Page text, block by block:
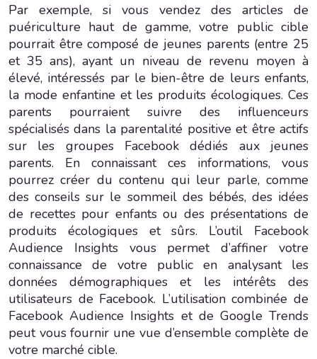
Par exemple, si vous vendez des articles de
puériculture haut de gamme, votre public cible
pourrait être composé de jeunes parents (entre 25
et 35 ans), ayant un niveau de revenu moyen à
élevé, intéressés par le bien-être de leurs enfants,
la mode enfantine et les produits écologiques. Ces
parents pourraient suivre des influenceurs
spécialisés dans la parentalité positive et être actifs
sur les groupes Facebook dédiés aux jeunes
parents. En connaissant ces informations, vous
pourrez créer du contenu qui leur parle, comme
des conseils sur le sommeil des bébés, des idées
de recettes pour enfants ou des présentations de
produits écologiques et sûrs. L’outil Facebook
Audience Insights vous permet d’affiner votre
connaissance de votre public en analysant les
données démographiques et les intérêts des
utilisateurs de Facebook. L’utilisation combinée de
Facebook Audience Insights et de Google Trends
peut vous fournir une vue d’ensemble complète de
votre marché cible.